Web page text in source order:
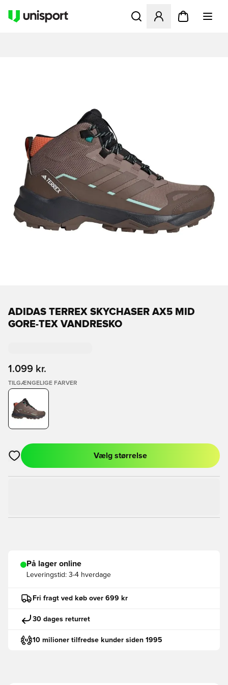
Åbner en Modal til at
ADIDAS TERREX SKYCHASER AX5 MID
GORE-TEX VANDRESKO
1.099 kr.
TILGÆNGELIGE FARVER
Åbner en Modal til at logge ind eller tilmelde dig som medlem
Vælg størrelse
På lager online
Leveringstid: 3-4 hverdage
Fri fragt ved køb over 699 kr
30 dages returret
10 milioner tilfredse kunder siden 1995